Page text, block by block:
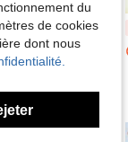
Cadeau de demoiselle d'honneur/Cintre de mariage/Cintre de cortège nuptial/Cintre gravé personnalisé/Cintre de mariage personnalisé/Cintre de costume pour homme/Cintre de robe personnalisable/Cintre de pantalon/Cintre de robe de mariée de la mariée/Cintre de robe de mariée de la demoiselle d'honneur gravé
du
de cookies
dont nous